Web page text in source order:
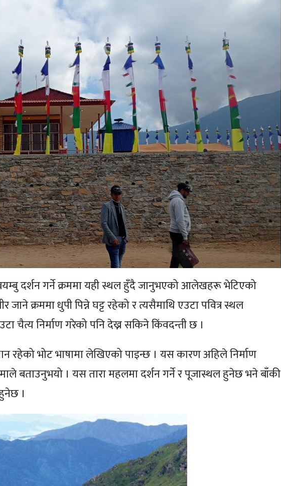
दर्शन गर्ने क्रममा यही स्थल हुँदै जानुभएको आलेखहरू भेटिएको
जाने क्रममा धुपी पिन्ने घट्ट रहेको र त्यसैमाथि एउटा पवित्र स्थल
चैत्य निर्माण गरेको पनि देख्न सकिने किंवदन्ती छ ।
रहेको भोट भाषामा लेखिएको पाइन्छ । यस कारण अहिले निर्माण
बताउनुभयो । यस तारा महलमा दर्शन गर्ने र पूजास्थल हुनेछ भने बाँकी
।